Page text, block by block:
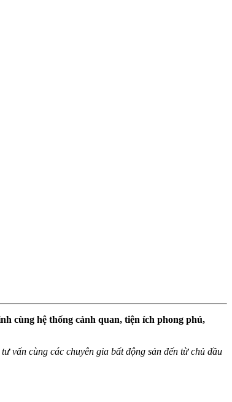
cùng hệ thống cảnh quan, tiện ích phong phú,
vấn cùng các chuyên gia bất động sản đến từ chủ đầu